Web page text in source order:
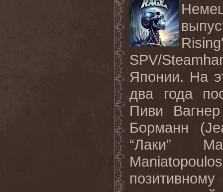
SPV/
Японии. На
два года
Пиви
Борманн
“Лаки”